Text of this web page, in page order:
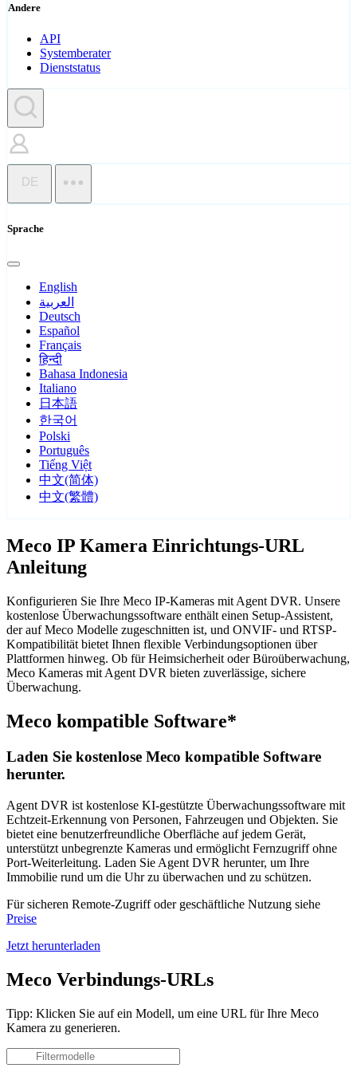
Andere
API
Systemberater
Dienststatus
DE
Sprache
English
العربية
Deutsch
Español
Français
हिन्दी
Bahasa Indonesia
Italiano
日本語
한국어
Polski
Português
Tiếng Việt
中文(简体)
中文(繁體)
Meco IP Kamera Einrichtungs-URL
Anleitung
Konfigurieren Sie Ihre Meco IP-Kameras mit Agent DVR. Unsere
kostenlose Überwachungssoftware enthält einen Setup-Assistent,
der auf Meco Modelle zugeschnitten ist, und ONVIF- und RTSP-
Kompatibilität bietet Ihnen flexible Verbindungsoptionen über
Plattformen hinweg. Ob für Heimsicherheit oder Büroüberwachung,
Meco Kameras mit Agent DVR bieten zuverlässige, sichere
Überwachung.
Meco kompatible Software*
Laden Sie kostenlose Meco kompatible Software
herunter.
Agent DVR ist kostenlose KI-gestützte Überwachungssoftware mit
Echtzeit-Erkennung von Personen, Fahrzeugen und Objekten. Sie
bietet eine benutzerfreundliche Oberfläche auf jedem Gerät,
unterstützt unbegrenzte Kameras und ermöglicht Fernzugriff ohne
Port-Weiterleitung. Laden Sie Agent DVR herunter, um Ihre
Immobilie rund um die Uhr zu überwachen und zu schützen.
Für sicheren Remote-Zugriff oder geschäftliche Nutzung siehe
Preise
Jetzt herunterladen
Meco Verbindungs-URLs
Tipp: Klicken Sie auf ein Modell, um eine URL für Ihre Meco
Kamera zu generieren.